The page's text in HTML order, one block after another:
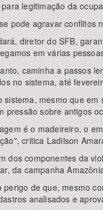
legitimação da
pode agravar conflitos
diretor do SFB,
em várias
caminha a passos
no sistema, até
sistema, mesmo que
pressão sobre antigos
é o madeireiro, o
critica Ladilson
dos componentes da
da campanha
perigo de que, mesmo
analisados e